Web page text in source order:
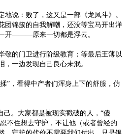
说：败了，这又是一部《龙凤斗》。
团锦簇的自我解嘲，还没等宝马开出洋
开———原来一切都是浮云。
的门卫进行阶级教育；等最后王薄以
一边发现自己良心未泯。
，看得中产者们浑身上下的舒服，仿
。大家都是被现实戳破的人，“傻
不住想去守护，不让他（或者曾经的